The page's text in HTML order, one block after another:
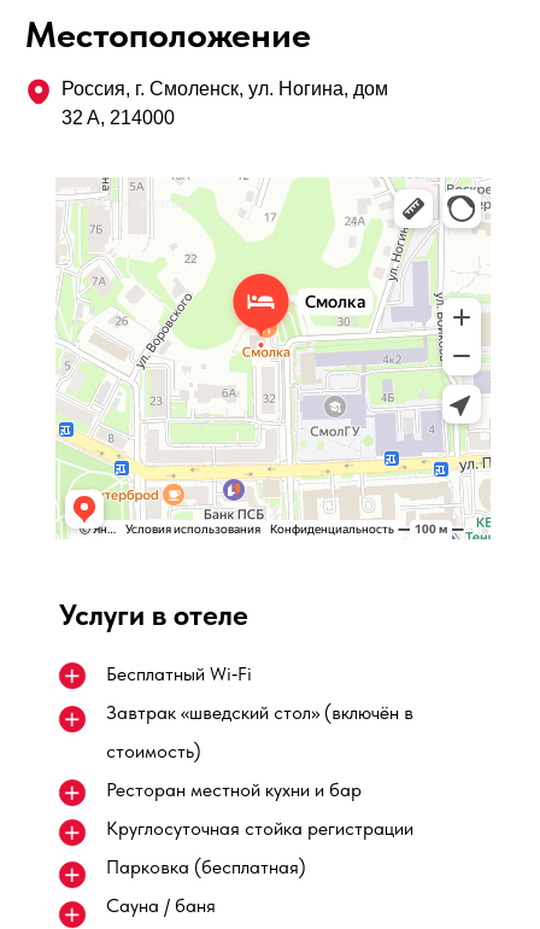
Местоположение
Россия, г. Смоленск, ул. Ногина, дом
32 А, 214000
Смолка
Гостиница в Смоленске
Услуги в отеле
Бесплатный Wi‑Fi
Завтрак «шведский стол» (включён в
стоимость)
Ресторан местной кухни и бар
Круглосуточная стойка регистрации
Парковка (бесплатная)
Сауна / баня